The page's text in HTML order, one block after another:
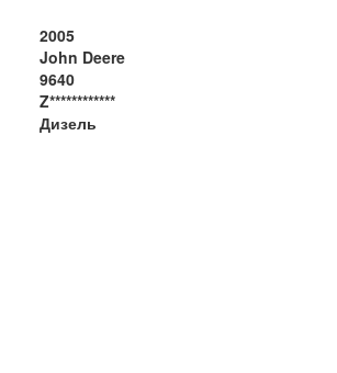
2005
John Deere
9640
Z************
Дизель